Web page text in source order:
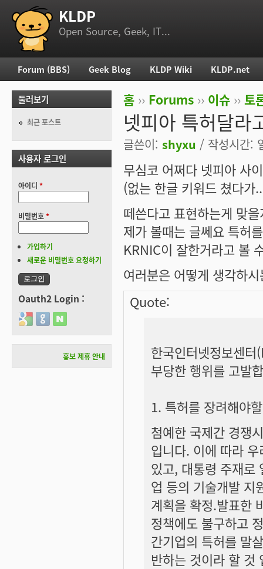
부 메뉴 KLDP
Open Source, Geek, IT...
현재 위치
홈 ›› Forums ›› 이슈 ›› 토
넷피아 특허달라
글쓴이: shyxu / 작성시간:
무심코 어쩌다 넷피아 사
(없는 한글 키워드 쳤다가
떼쓴다고 표현하는게 맞
제가 볼때는 글쎄요 특허
KRNIC이 잘한거라고 볼
여러분은 어떻게 생각하
Quote:
한국인터넷정보센
부당한 행위를 고발
1. 특허를 장려해야
첨예한 국제간 경쟁
입니다. 이에 따라
있고, 대통령 주재로
업 등의 기술개발 지
계획을 확정.발표한
정책에도 불구하고
간기업의 특허를 말
반하는 것이라 할 것
주 메뉴
Forum (BBS) Geek Blog KLDP Wiki KLDP.net
둘러보기
최근 포스트
사용자 로그인
아이디 *
비밀번호*
가입하기
새로운 비밀번호 요청하기
Oauth2 Login :
Login with Google
Login with GitHub
Login with Naver
홍보 제휴 안내